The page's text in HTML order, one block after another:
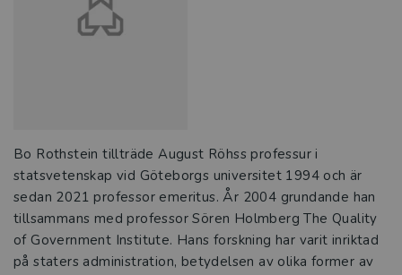
Bo Rothstein tillträde August Röhss professur i
statsvetenskap vid Göteborgs universitet 1994 och är
sedan 2021 professor emeritus. År 2004 grundande han
tillsammans med professor Sören Holmberg The Quality
of Government Institute. Hans forskning har varit inriktad
på staters administration, betydelsen av olika former av